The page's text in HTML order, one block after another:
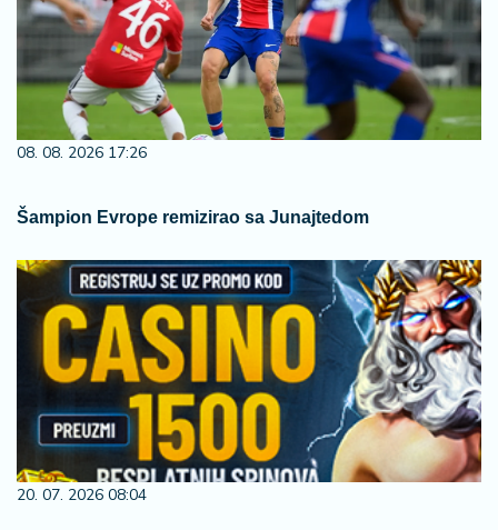
08. 08. 2026 17:26
Šampion Evrope remizirao sa Junajtedom
20. 07. 2026 08:04